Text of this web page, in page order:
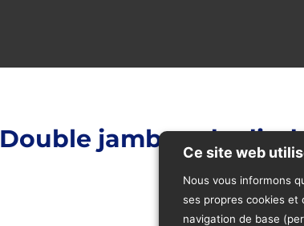
Double jambon de
Ce site web
Nous vous informons
ses propres cookies et
navigation de base